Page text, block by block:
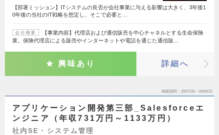
【部署ミッション】ITシステムの良否が会社事業に与える影響は大きく、3年後1
0年後の当社のIT戦略を想定し、そこで必要と…
会社概要
【事業内容】代理店および通信販売を中心チャネルとする生命保険
業。保険代理店による販売やインターネットや電話を通じた通信販…
興味あり 詳細へ
掲載期間 26/07/28～26/08/10
アプリケーション開発第三部_Salesforceエ
ンジニア（年収731万円～1133万円）
社内SE・システム管理